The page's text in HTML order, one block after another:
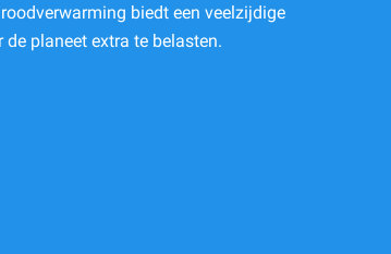
biedt een veelzijdige
planeet extra te belasten.